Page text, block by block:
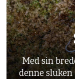
Med sin
denne